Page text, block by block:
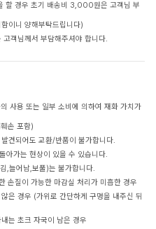
할 경우 초기 배송비 3,000원은 고객님 부
이니 양해부탁드립니다)
객님께서 부담해주셔야 합니다.
사용 또는 일부 소비에 의하여 재화 가치가
손 포함)
견되어도 교환/반품이 불가합니다.
아가는 현상이 있을 수 있습니다.
,늘어남,보풀)는 불가합니다.
손질이 가능한 마감실 처리가 미흡한 경우
은 경우 (가위로 간단하게 구멍을 내주신 뒤
는 초크 자국이 남은 경우